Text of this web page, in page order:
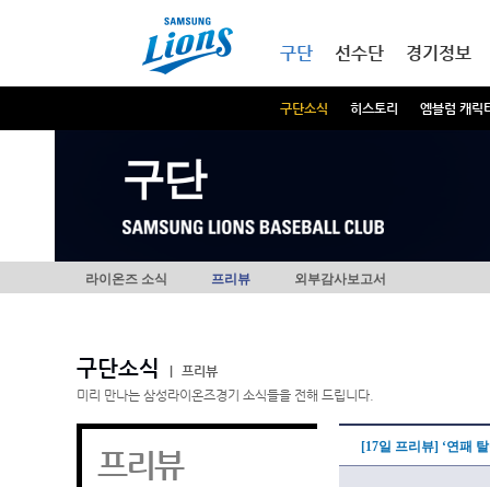
구단
구단소식 히스토리 엠블럼 캐릭
선수단 경기정보
구단
라이온즈 소식 프리뷰 외부감사보고서
구단소식
프리뷰
미리 만나는 삼성라이온즈경기 소식들을 전해 드립니다.
프리뷰 [17일 프리뷰] ‘연패